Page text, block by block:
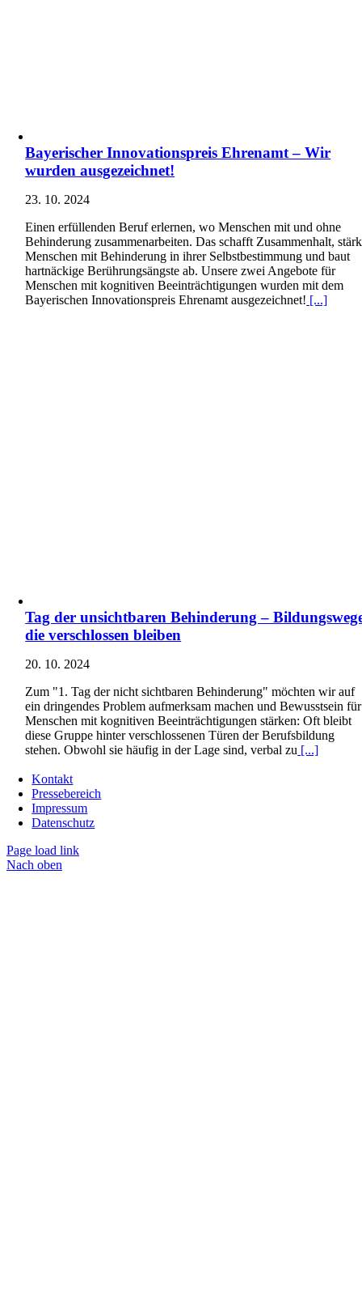
Bayerischer Innovationspreis Ehrenamt – Wir
wurden ausgezeichnet!
23. 10. 2024
Einen erfüllenden Beruf erlernen, wo Menschen mit und ohne
Behinderung zusammenarbeiten. Das schafft Zusammenhalt,
Menschen mit Behinderung in ihrer Selbstbestimmung und baut
hartnäckige Berührungsängste ab. Unsere zwei Angebote für
Menschen mit kognitiven Beeinträchtigungen wurden mit dem
Bayerischen Innovationspreis Ehrenamt ausgezeichnet! [...]
Tag der unsichtbaren Behinderung –
die verschlossen bleiben
20. 10. 2024
Zum "1. Tag der nicht sichtbaren Behinderung" möchten wir auf
ein dringendes Problem aufmerksam machen und Bewusstsein für
Menschen mit kognitiven Beeinträchtigungen stärken: Oft bleibt
diese Gruppe hinter verschlossenen Türen der Berufsbildung
stehen. Obwohl sie häufig in der Lage sind, verbal zu [...]
Kontakt
Pressebereich
Impressum
Datenschutz
Page load link
Nach oben